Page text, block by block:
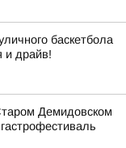
баскетбола
и драйв!
Демидовском